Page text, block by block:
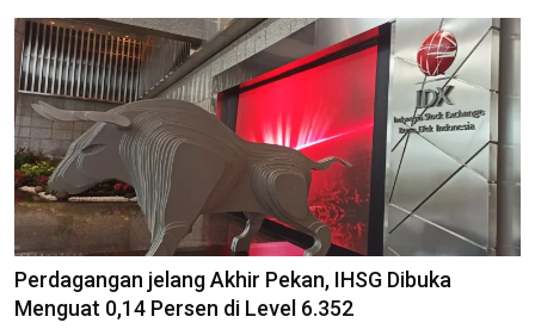
Perdagangan jelang Akhir Pekan, IHSG Dibuka
Menguat 0,14 Persen di Level 6.352